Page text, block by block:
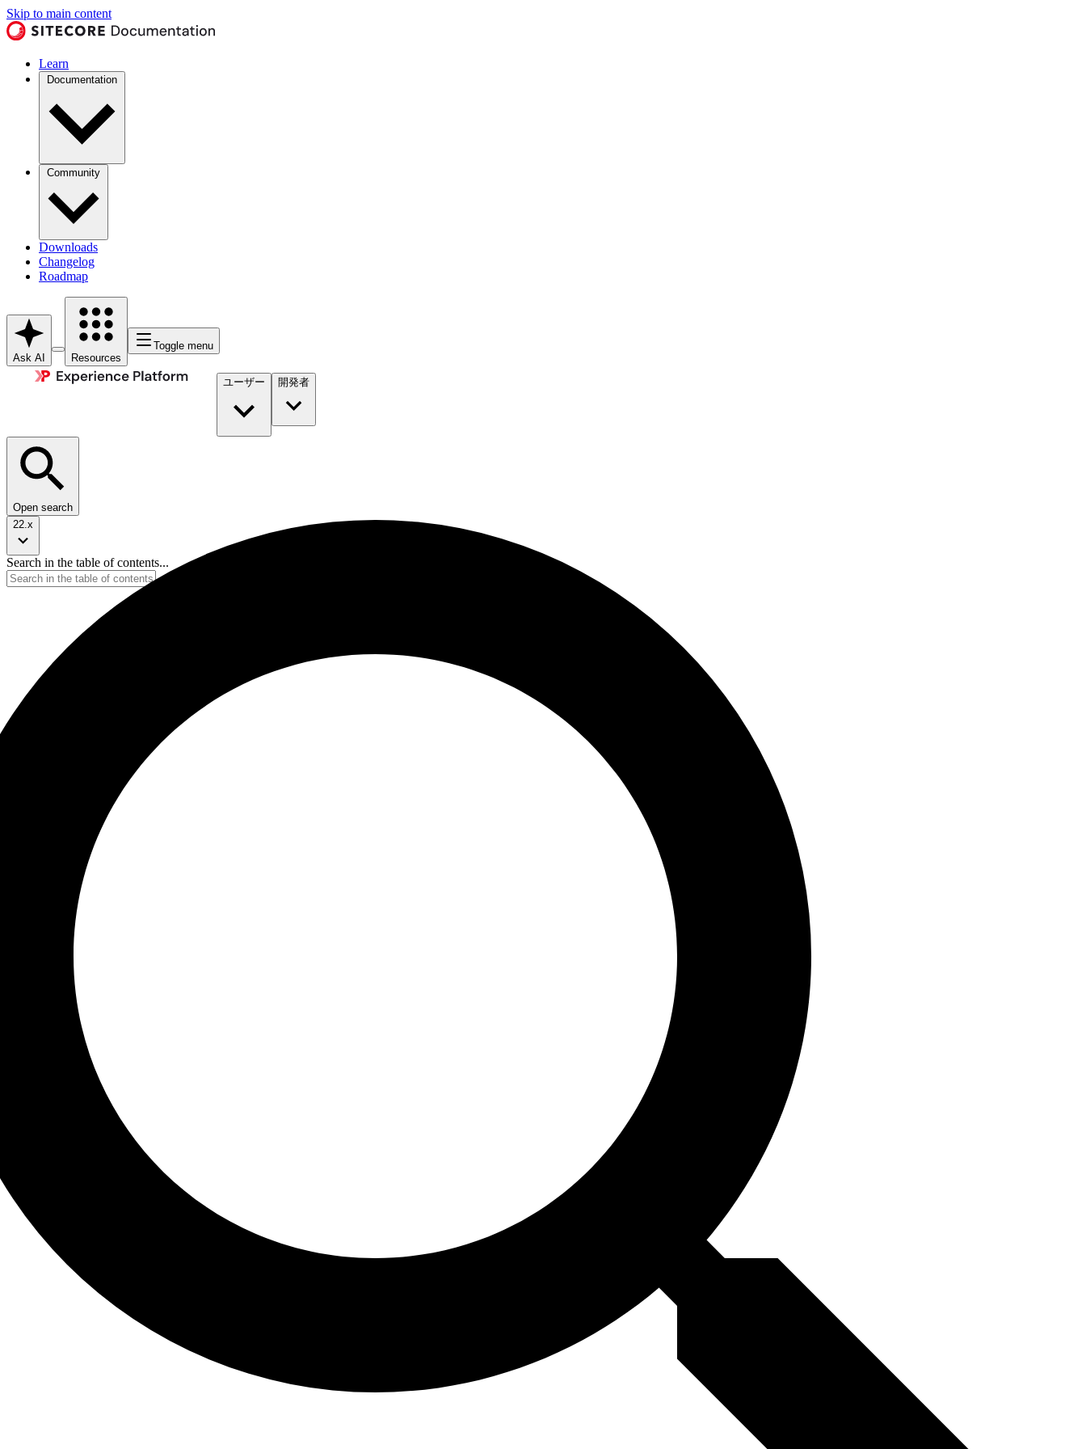
Skip to main content
Learn
Documentation
Community
Downloads
Changelog
Roadmap
Ask AI Resources
Toggle menu
ユーザー 開発者​
Open search
22.x
Search in the table of contents...